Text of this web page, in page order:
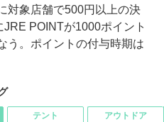
対象店舗で500円以上の決
POINTが1000ポイント
う。ポイントの付与時期は
テント アウトドア